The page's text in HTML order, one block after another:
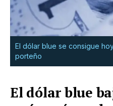
El dólar blue se consigue
porteño
El dólar blue